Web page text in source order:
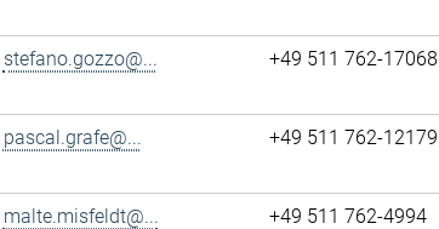
stefano.gozzo@... +49 511 762-17068
pascal.grafe@... +49 511 762-12179
malte.misfeldt@... +49 511 762-4994